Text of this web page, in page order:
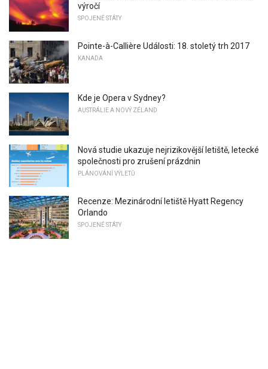
výročí
SPOJENÉ STÁTY
Pointe-à-Callière Události: 18. stoletý trh 2017
KANADA
Kde je Opera v Sydney?
AUSTRÁLIE A NOVÝ ZÉLAND
Nová studie ukazuje nejrizikovější letiště, letecké
společnosti pro zrušení prázdnin
PLÁNOVÁNÍ VÝLETŮ
Recenze: Mezinárodní letiště Hyatt Regency
Orlando
SPOJENÉ STÁTY